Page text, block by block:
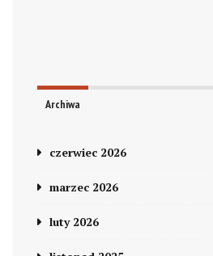
Archiwa
czerwiec 2026
marzec 2026
luty 2026